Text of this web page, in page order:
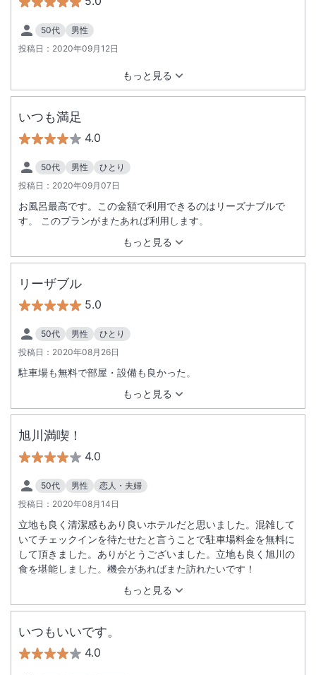
50代
男性
投稿日： 2020年09月12日
もっと見る
いつも満足
4.0
50代 男性
ひとり
投稿日： 2020年09月07日
もっと見る
お風呂最高です。この金額で利用できるのはリーズナブルで
す。 このプランがまたあれば利用します。
リーザブル
5.0
50代 男性
ひとり
投稿日： 2020年08月26日
もっと見る
駐車場も無料で部屋・設備も良かった。
旭川満喫！
4.0
50代 男性
恋人・夫婦
投稿日： 2020年08月14日
もっと見る
立地も良く清潔感もあり良いホテルだと思いました。混雑して
いてチェックインを待たせたと言うことで駐車場料金を無料に
して頂きました。ありがとうございました。立地も良く旭川の
食を堪能しました。機会があればまた訪れたいです！
いつもいいです。
4.0